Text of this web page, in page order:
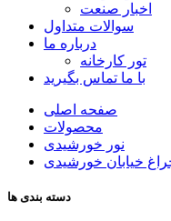
اخبار صنعت
سوالات متداول
درباره ما
تور کارخانه
با ما تماس بگیرید
صفحه اصلی
محصولات
نور خورشیدی
خیابان خورشیدی
دسته بندی ها